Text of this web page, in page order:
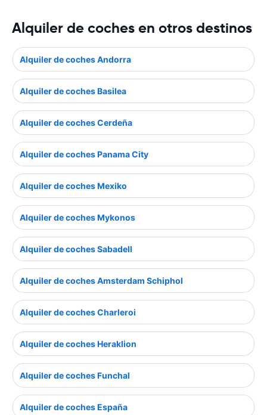
Alquiler de coches en otros destinos
Alquiler de coches Andorra
Alquiler de coches Basilea
Alquiler de coches Cerdeña
Alquiler de coches Panama City
Alquiler de coches Mexiko
Alquiler de coches Mykonos
Alquiler de coches Sabadell
Alquiler de coches Amsterdam Schiphol
Alquiler de coches Charleroi
Alquiler de coches Heraklion
Alquiler de coches Funchal
Alquiler de coches España